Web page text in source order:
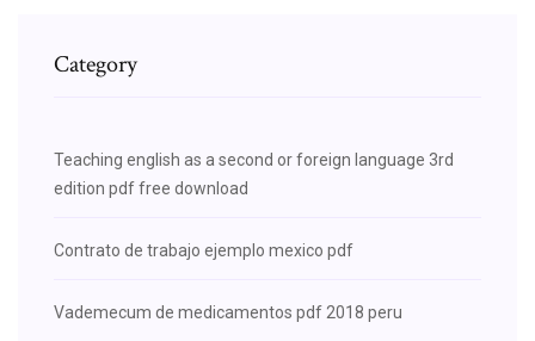
Category
Teaching english as a second or foreign language 3rd
edition pdf free download
Contrato de trabajo ejemplo mexico pdf
Vademecum de medicamentos pdf 2018 peru